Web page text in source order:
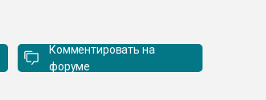
Комментировать на
форуме